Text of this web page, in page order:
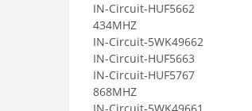
IN-Circuit-HUF5662
434MHZ
IN-Circuit-5WK49662
IN-Circuit-HUF5663
IN-Circuit-HUF5767
868MHZ